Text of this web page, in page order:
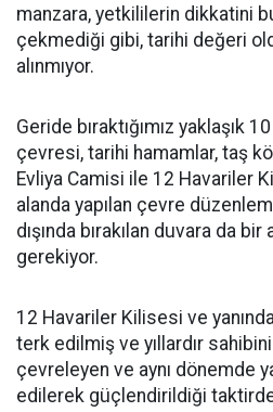
manzara, yetkililerin dikkatini
çekmediği gibi, tarihi değeri
alınmıyor.
Geride bıraktığımız yaklaşık
çevresi, tarihi hamamlar, taş
Evliya Camisi ile 12 Havariler
alanda yapılan çevre
dışında bırakılan duvara da bir
gerekiyor.
12 Havariler Kilisesi ve
terk edilmiş ve yıllardır
çevreleyen ve aynı dönemde
edilerek güçlendirildiği